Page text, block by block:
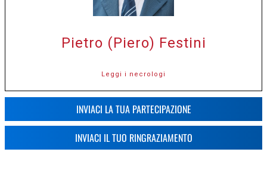
Pietro (Piero) Festini
Leggi i necrologi
INVIACI LA TUA PARTECIPAZIONE
INVIACI IL TUO RINGRAZIAMENTO